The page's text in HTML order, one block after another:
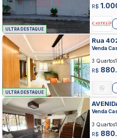
ULTRA DESTAQUE
R$
ULTRA DESTAQUE
Rua
Venda
R$
3 Quartos
Venda
R$
3 Quartos